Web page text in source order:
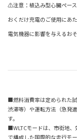
⚠注意：植込み型心臓ペー
おくだけ充電のご使用にあ
電気機器に影響を与えるお
■燃料消費率は定められた
渋滞等）や運転方法（急発
す。
■WLTCモードは、市街地
で構成した国際的な走行モ